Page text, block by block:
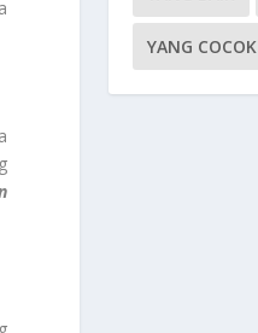
YANG COCOK